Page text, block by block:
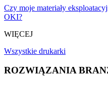
Czy moje materiały
OKI?
WIĘCEJ
Wszystkie drukarki
ROZWIĄZANIA